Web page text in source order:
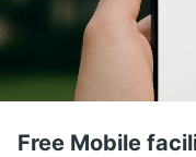
Free Mobile